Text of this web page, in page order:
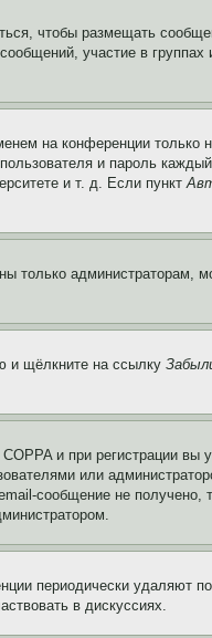
чтобы размещать
участие в группах
на конференции только
и пароль
и т. д. Если пункт
только администраторам,
и щёлкните на ссылку
и при регистрации вы
или
сообщение не получено,
периодически удаляют
в дискуссиях.